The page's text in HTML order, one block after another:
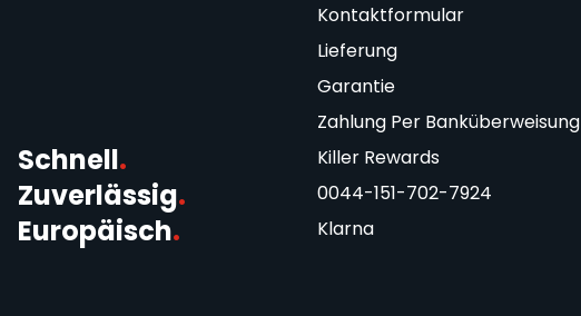
Schnell.
Zuverlässig.
Europäisch.
Kontaktformular
Lieferung
Garantie
Zahlung Per Banküberweisung
Killer Rewards
0044-151-702-7924
Klarna